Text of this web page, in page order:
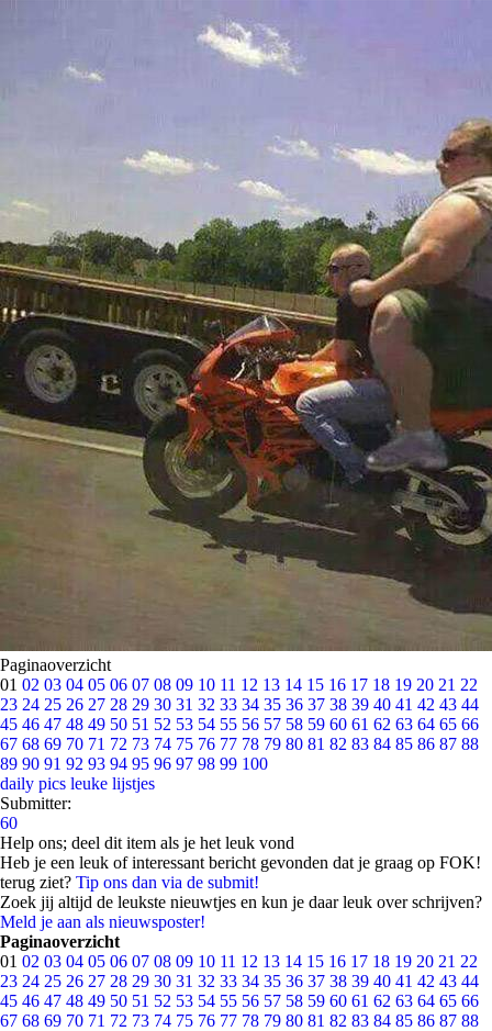
Paginaoverzicht
01 02 03 04 05 06 07 08 09 10 11 12 13 14 15 16 17 18 19 20 21 22
23 24 25 26 27 28 29 30 31 32 33 34 35 36 37 38 39 40 41 42 43 44
45 46 47 48 49 50 51 52 53 54 55 56 57 58 59 60 61 62 63 64 65 66
67 68 69 70 71 72 73 74 75 76 77 78 79 80 81 82 83 84 85 86 87 88
89 90 91 92 93 94 95 96 97 98 99 100
daily pics leuke lijstjes
Submitter:
60
Help ons; deel dit item als je het leuk vond
Heb je een leuk of interessant bericht gevonden dat je graag op FOK!
terug ziet? Tip ons dan via de submit!
Zoek jij altijd de leukste nieuwtjes en kun je daar leuk over schrijven?
Meld je aan als nieuwsposter!
Paginaoverzicht
01 02 03 04 05 06 07 08 09 10 11 12 13 14 15 16 17 18 19 20 21 22
23 24 25 26 27 28 29 30 31 32 33 34 35 36 37 38 39 40 41 42 43 44
45 46 47 48 49 50 51 52 53 54 55 56 57 58 59 60 61 62 63 64 65 66
67 68 69 70 71 72 73 74 75 76 77 78 79 80 81 82 83 84 85 86 87 88